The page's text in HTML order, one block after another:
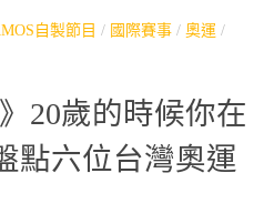
自製節目 / 國際賽事 / 奧運 /
20歲的時候你在
點六位台灣奧運